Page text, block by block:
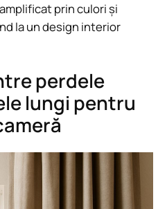
prin culori și
la un design interior
perdele
lungi pentru